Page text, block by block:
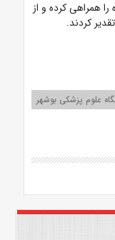
همراهی کرده و از
کردند.
علوم پزشکی بوشهر